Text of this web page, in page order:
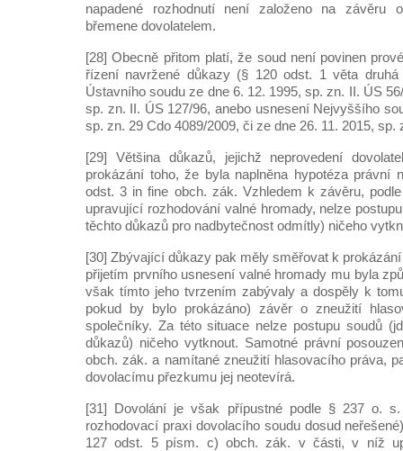
napadené rozhodnutí není založeno na závěru
břemene dovolatelem.
[28] Obecně přitom platí, že soud není povinen
řízení navržené důkazy (§ 120 odst. 1 věta
Ústavního soudu ze dne 6. 12. 1995, sp. zn. II. ÚS
sp. zn. II. ÚS 127/96, anebo usnesení Nejvyššího
sp. zn. 29 Cdo 4089/2009, či ze dne 26. 11. 2015, sp.
[29] Většina důkazů, jejichž neprovedení
prokázání toho, že byla naplněna hypotéza právní
odst. 3 in fine obch. zák. Vzhledem k závěru,
upravující rozhodování valné hromady, nelze
těchto důkazů pro nadbytečnost odmítly) ničeho
[30] Zbývající důkazy pak měly směřovat k
přijetím prvního usnesení valné hromady mu byla
však tímto jeho tvrzením zabývaly a dospěly k
pokud by bylo prokázáno) závěr o zneužití
společníky. Za této situace nelze postupu soudů
důkazů) ničeho vytknout. Samotné právní
obch. zák. a namítané zneužití hlasovacího práva,
dovolacímu přezkumu jej neotevírá.
[31] Dovolání je však přípustné podle § 237 o.
rozhodovací praxi dovolacího soudu dosud
127 odst. 5 písm. c) obch. zák. v části, v níž